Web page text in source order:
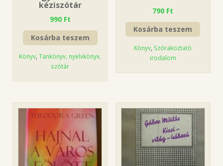
kéziszótár
990 Ft
Kosárba teszem
Könyv,Tankönyv, nyelvkönyv,
szótár
790 Ft
Kosárba teszem
Könyv, Szórakoztató
irodalom